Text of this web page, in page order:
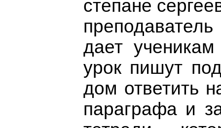
степане
дает
урок пишут
дом ответить
параграфа и